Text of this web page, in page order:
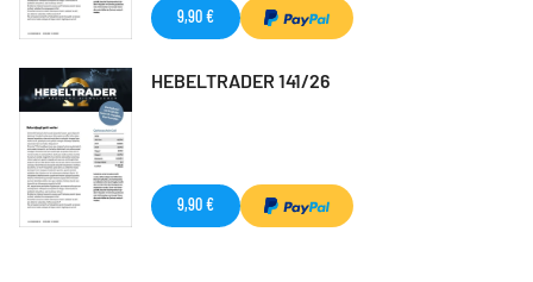
9,90 €
HEBELTRADER 141/26
9,90 €